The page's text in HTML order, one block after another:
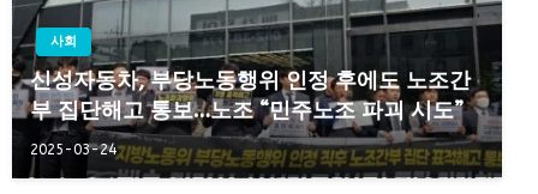
사회
신성자동차, 부당노동행위 인정 후에도 노조간
부 집단해고 통보…노조 “민주노조 파괴 시도”
2025-03-24